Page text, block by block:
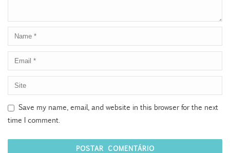
Save my name, email, and website in this browser for the next
time I comment.